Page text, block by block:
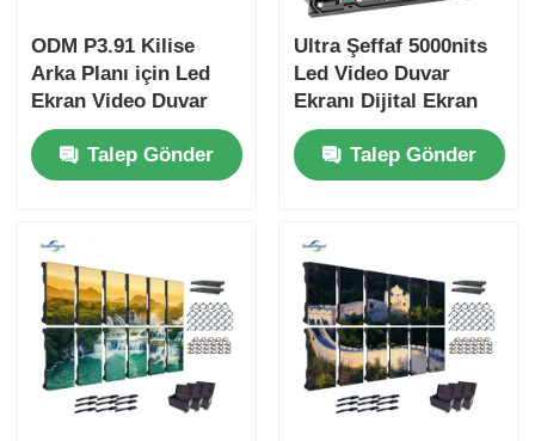
ODM P3.91 Kilise
Arka Planı için Led
Ekran Video Duvar
Paneli 800W
Talep Gönder
Ultra Şeffaf 5000nits
Led Video Duvar
Ekranı Dijital Ekran
P2.9 P3.9 Alışveriş
Merkezi İçinTalep Gönder